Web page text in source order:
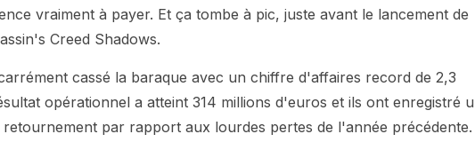
vraiment à payer. Et ça tombe à pic, juste avant le lancement de
Creed Shadows.
cassé la baraque avec un chiffre d'affaires record de 2,3
opérationnel a atteint 314 millions d'euros et ils ont enregistré
par rapport aux lourdes pertes de l'année précédente.